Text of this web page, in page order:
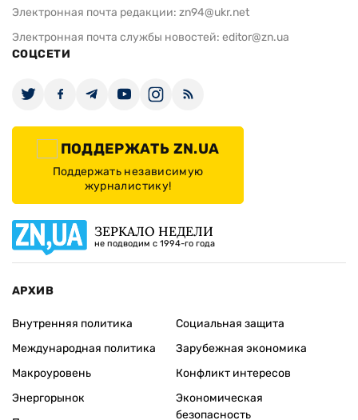
Электронная почта редакции: zn94@ukr.net
Электронная почта службы новостей: editor@zn.ua
СОЦСЕТИ
ПОДДЕРЖАТЬ ZN.UA
Поддержать независимую
журналистику!
ЗЕРКАЛО НЕДЕЛИ
не подводим с 1994-го года
АРХИВ
Внутренняя политика
Международная политика
Макроуровень
Энергорынок
Социальная защита
Зарубежная экономика
Конфликт интересов
Экономическая
безопасность